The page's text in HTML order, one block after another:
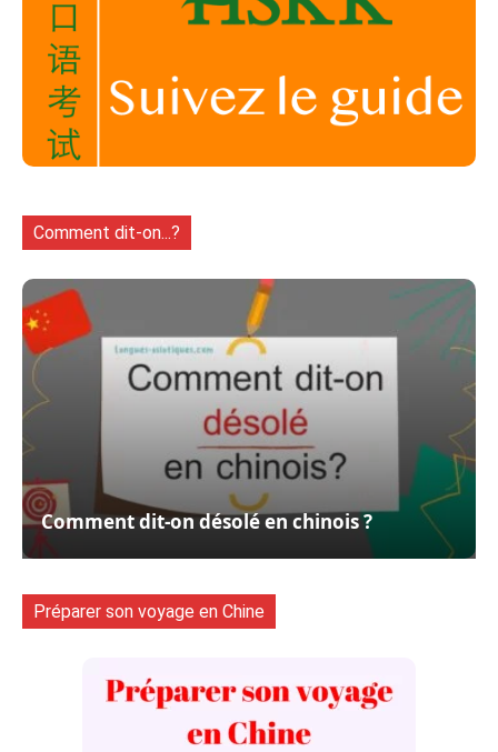
Comment dit-on...?
Comment dit-on désolé en chinois ?
Préparer son voyage en Chine